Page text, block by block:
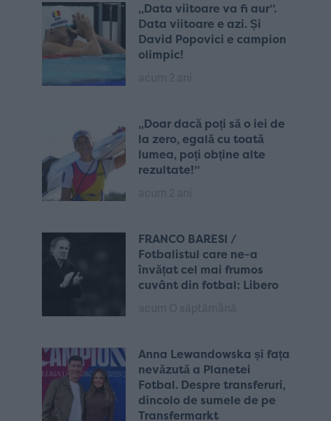
„Data viitoare va fi aur”.
Data viitoare e azi. Și
David Popovici e campion
olimpic!
„Doar dacă poți să o iei de
la zero, egală cu toată
lumea, poți obține alte
rezultate!”
FRANCO BARESI /
Fotbalistul care ne-a
învățat cel mai frumos
cuvânt din fotbal: Libero
Anna Lewandowska și fața
nevăzută a Planetei
Fotbal. Despre transferuri,
dincolo de sumele de pe
Transfermarkt